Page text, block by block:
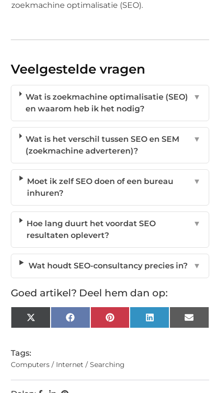
zoekmachine optimalisatie (SEO).
Veelgestelde vragen
Wat is zoekmachine optimalisatie (SEO)
en waarom heb ik het nodig?
▼
Wat is het verschil tussen SEO en SEM
(zoekmachine adverteren)?
▼
Moet ik zelf SEO doen of een bureau
inhuren?
▼
Hoe lang duurt het voordat SEO
resultaten oplevert?
▼
Wat houdt SEO-consultancy precies in? ▼
Goed artikel? Deel hem dan op:
X
(Twitter)
FacebookPinterest LinkedIn Email
Tags:
Computers / Internet / Searching